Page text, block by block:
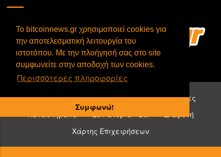
To bitcoinnews.gr χρησιμοποιεί cookies για
την αποτελεσματική λειτουργία του
ιστοτόπου. Με την πλοήγησή σας στο site
συμφωνείτε στην αποδοχή των cookies.
Περισσότερες πληροφορίες
Συμφωνώ!
Επιχειρήσεις που δέχονται bitcoin:
Υπηρεσίες
Καταστήματα
Εστιατόρια - Bar
Διαμονή
Χάρτης Επιχειρήσεων